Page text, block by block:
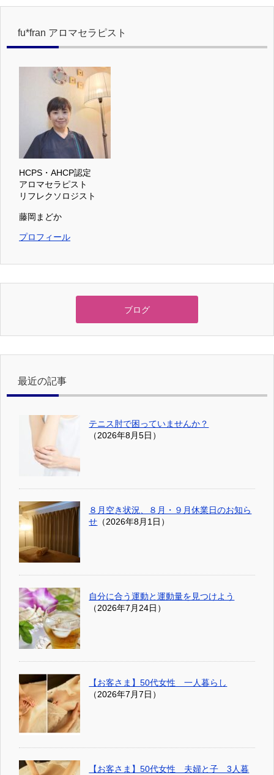
fu*fran アロマセラピスト
HCPS・AHCP認定
アロマセラピスト
リフレクソロジスト
藤岡まどか
プロフィール
ブログ
最近の記事
テニス肘で困っていませんか？
（2026年8月5日）
８月空き状況、８月・９月休業日のお知ら
せ （2026年8月1日）
自分に合う運動と運動量を見つけよう
（2026年7月24日）
【お客さま】50代女性 一人暮らし
（2026年7月7日）
【お客さま】50代女性 夫婦と子 3人暮